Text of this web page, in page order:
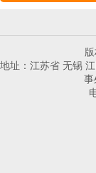
地址：江苏省 无锡
事